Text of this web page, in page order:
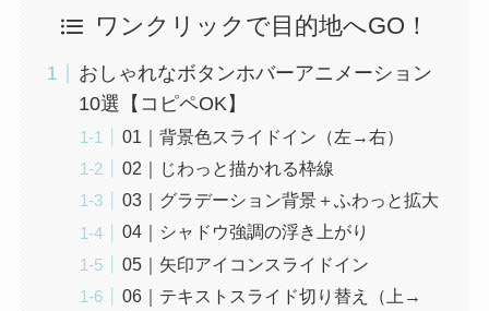
ワンクリックで目的地へGO！
おしゃれなボタンホバーアニメーション
10選【コピペOK】
01｜背景色スライドイン（左→右）
02｜じわっと描かれる枠線
03｜グラデーション背景＋ふわっと拡大
04｜シャドウ強調の浮き上がり
05｜矢印アイコンスライドイン
06｜テキストスライド切り替え（上→